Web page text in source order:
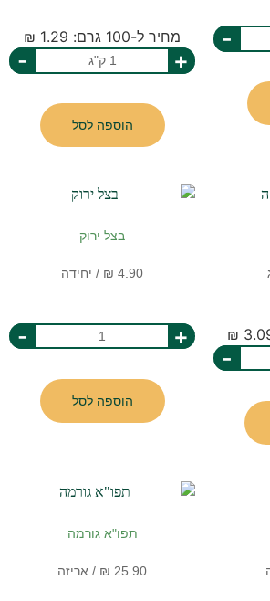
- מחיר ל-100 גרם: 1.29 ₪
+
-
הוספה לסל
-
בצל ירוק
+
-
הוספה לסל
תפו"א גורמה